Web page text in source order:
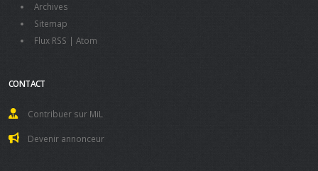
Archives
Sitemap
Flux RSS | Atom
CONTACT
Contribuer sur MiL
Devenir annonceur